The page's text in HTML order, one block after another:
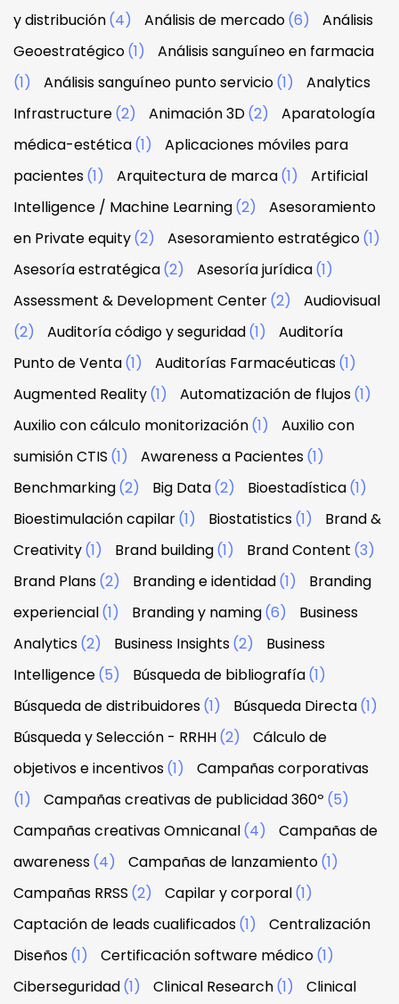
y distribución(4) Análisis de mercado(6)
Análisis
Geoestratégico(1)
Análisis sanguíneo en farmacia
(1)
Análisis sanguíneo punto servicio(1)
Analytics
Infrastructure(2) Animación 3D(2)
Aparatología
médica-estética(1)
Aplicaciones móviles para
pacientes(1) Arquitectura de marca(1)
Artificial
Intelligence / Machine Learning(2)
Asesoramiento
en Private equity(2) Asesoramiento estratégico(1)
Asesoría estratégica(2) Asesoría jurídica(1)
Assessment & Development Center(2)
Audiovisual
(2)
Auditoría código y seguridad(1)
Auditoría
Punto de Venta(1) Auditorías Farmacéuticas(1)
Augmented Reality(1) Automatización de flujos(1)
Auxilio con cálculo monitorización(1)
Auxilio con
sumisión CTIS (1) Awareness a Pacientes(1)
Benchmarking(2) Big Data(2) Bioestadística(1)
Bioestimulación capilar(1) Biostatistics(1)
Brand &
Creativity(1) Brand building(1) Brand Content (3)
Brand Plans(2) Branding e identidad(1)
Branding
experiencial(1) Branding y naming(6)
Business
Analytics(2) Business Insights(2)
Business
Intelligence(5) Búsqueda de bibliografía(1)
Búsqueda de distribuidores(1) Búsqueda Directa(1)
Búsqueda y Selección - RRHH(2)
Cálculo de
objetivos e incentivos(1)
Campañas corporativas
(1)
Campañas creativas de publicidad 360º (5)
Campañas creativas Omnicanal(4)
Campañas de
awareness(4) Campañas de lanzamiento(1)
Campañas RRSS (2) Capilar y corporal(1)
Captación de leads cualificados(1)
Centralización
Diseños(1) Certificación software médico(1)
Ciberseguridad(1) Clinical Research(1)
Clinical